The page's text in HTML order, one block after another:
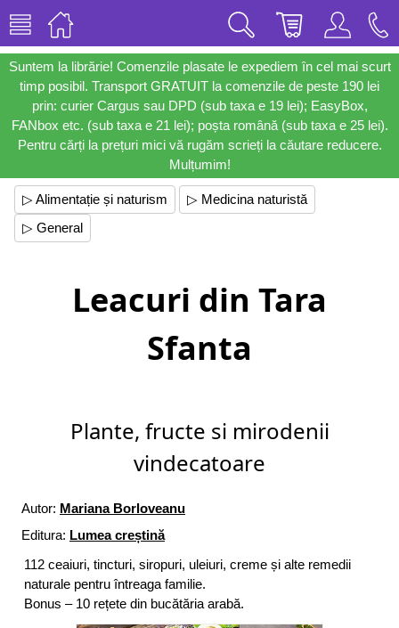
Suntem la librărie! Comenzile plasate le expediem în cel mai scurt
timp posibil. Transport GRATUIT la comenzile de peste 190 lei
prin: curier Cargus sau DPD (sub taxa e 19 lei); EasyBox,
FANbox etc. (sub taxa e 21 lei); poșta română (sub taxa e 25 lei).
Pentru cărți la prețuri mici vă rugăm scrieți la căutare reducere.
Mulțumim!
▷ Alimentație și naturism
▷ Medicina naturistă
▷ General
Leacuri din Tara
Sfanta
Plante, fructe si mirodenii
vindecatoare
Autor: Mariana Borloveanu
Editura: Lumea creștină
112 ceaiuri, tincturi, siropuri, uleiuri, creme și alte remedii
naturale pentru întreaga familie.
Bonus – 10 rețete din bucătăria arabă.